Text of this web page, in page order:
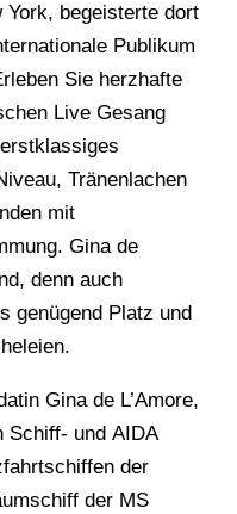
begeisterte dort
Publikum
Sie herzhafte
Live Gesang
Tränenlachen
mit
Gina de
denn auch
genügend Platz und
Gina de L’Amore,
Schiff- und AIDA
der
der MS